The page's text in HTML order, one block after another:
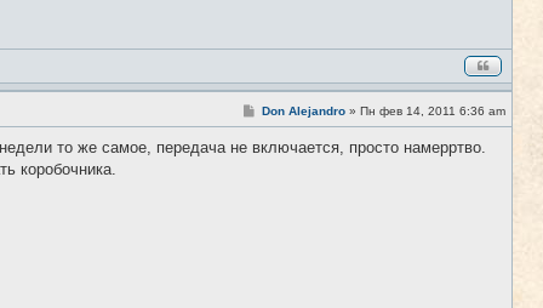
#6
С
о
б
Don Alejandro » Пн фев 14, 2011 6:36 am
то же самое, передача не включается, просто намерртво.
коробочника.